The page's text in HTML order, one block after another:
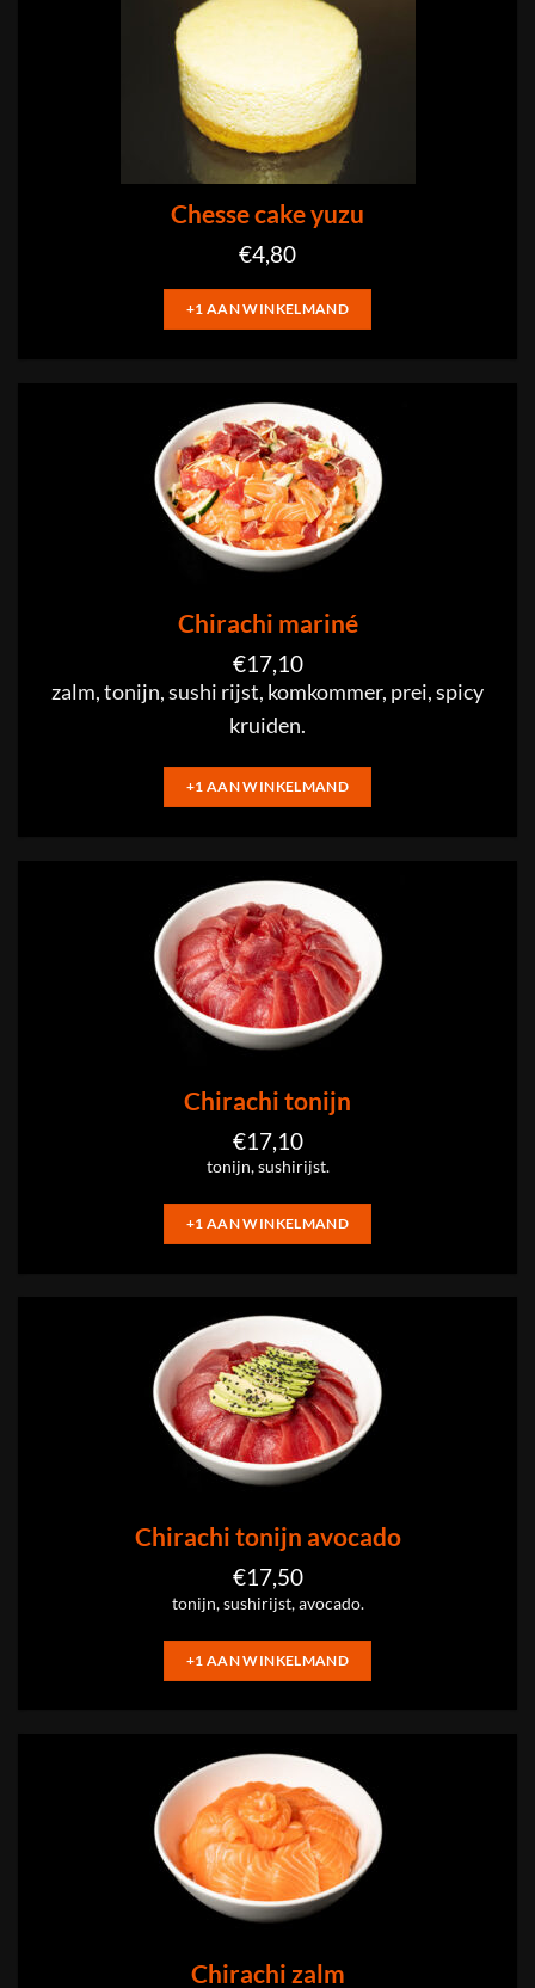
Chesse cake yuzu
€4,80
+1 AAN WINKELMAND
Chirachi mariné
€17,10
zalm, tonijn, sushi rijst, komkommer, prei, spicy
kruiden.
+1 AAN WINKELMAND
Chirachi tonijn
€17,10
tonijn, sushirijst.
+1 AAN WINKELMAND
Chirachi tonijn avocado
€17,50
tonijn, sushirijst, avocado.
+1 AAN WINKELMAND
Chirachi zalm